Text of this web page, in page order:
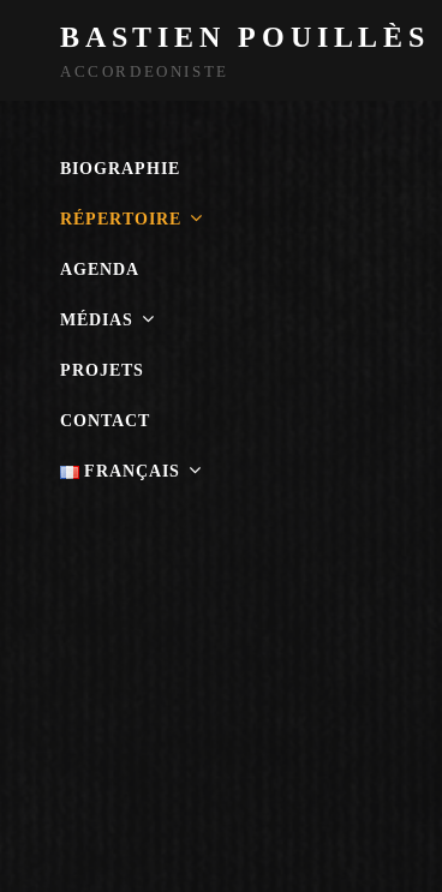
BASTIEN POUILLÈS
ACCORDEONISTE
BIOGRAPHIE
RÉPERTOIRE
AGENDA
MÉDIAS
PROJETS
CONTACT
FRANÇAIS